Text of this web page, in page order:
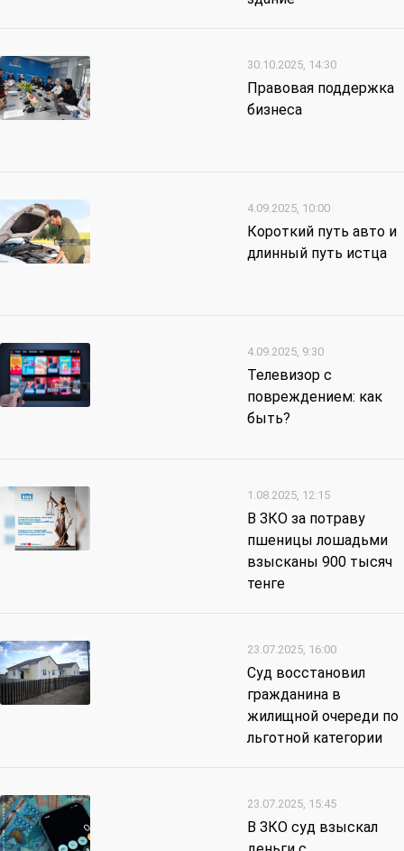
30.10.2025, 14:30
Правовая поддержка
бизнеса
4.09.2025, 10:00
Короткий путь авто и
длинный путь истца
4.09.2025, 9:30
Телевизор с
повреждением: как
быть?
1.08.2025, 12:15
В ЗКО за потраву
пшеницы лошадьми
взысканы 900 тысяч
тенге
23.07.2025, 16:00
Суд восстановил
гражданина в
жилищной очереди по
льготной категории
23.07.2025, 15:45
В ЗКО суд взыскал